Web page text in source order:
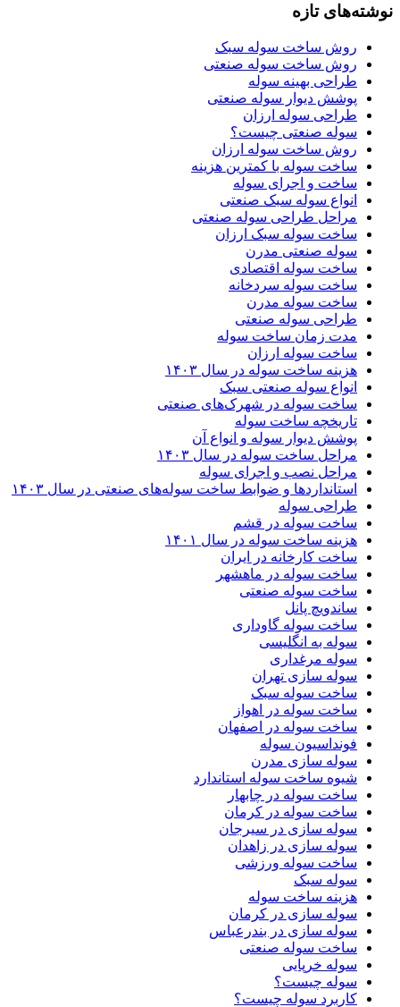
نوشته‌های تازه
روش ساخت سوله سبک
روش ساخت سوله صنعتی
طراحی بهینه سوله
پوشش دیوار سوله صنعتی
طراحی سوله ارزان
سوله صنعتی چیست؟
روش ساخت سوله ارزان
ساخت سوله با کمترین هزینه
ساخت و اجرای سوله
انواع سوله سبک صنعتی
مراحل طراحی سوله صنعتی
ساخت سوله سبک ارزان
سوله صنعتی مدرن
ساخت سوله اقتصادی
ساخت سوله سردخانه
ساخت سوله مدرن
طراحی سوله صنعتی
مدت زمان ساخت سوله
ساخت سوله ارزان
هزینه ساخت سوله در سال ۱۴۰۳
انواع سوله صنعتی سبک
ساخت سوله در شهرک‌های صنعتی
تاریخچه ساخت سوله
پوشش دیوار سوله و انواع آن
مراحل ساخت سوله در سال ۱۴۰۳
مراحل نصب و اجرای سوله
استانداردها و ضوابط ساخت سوله‌های صنعتی در سال ۱۴۰۳
طراحی سوله
ساخت سوله در قشم
هزینه ساخت سوله در سال ۱۴۰۱
ساخت کارخانه در ایران
ساخت سوله در ماهشهر
ساخت سوله صنعتی
ساندویچ پانل
ساخت سوله گاوداری
سوله به انگلیسی
سوله مرغداری
سوله سازی تهران
ساخت سوله سبک
ساخت سوله در اهواز
ساخت سوله در اصفهان
فونداسیون سوله
سوله سازی مدرن
شیوه ساخت سوله استاندارد
ساخت سوله در چابهار
ساخت سوله در کرمان
سوله سازی در سیرجان
سوله سازی در زاهدان
ساخت سوله ورزشی
سوله سبک
هزینه ساخت سوله
سوله سازی در کرمان
سوله سازی در بندرعباس
ساخت سوله صنعتی
سوله خرپایی
سوله چیست؟
کاربرد سوله چیست؟